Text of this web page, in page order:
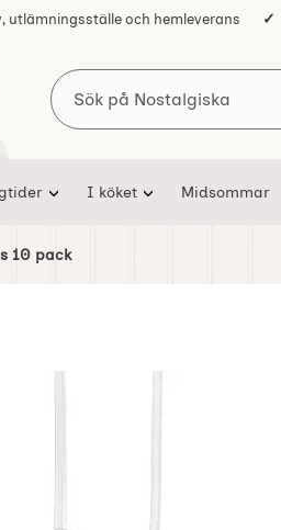
utlämningsställe och hemleverans
Sök
I köket Midsommar
10 pack